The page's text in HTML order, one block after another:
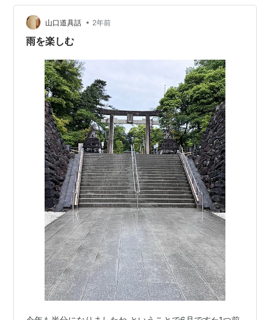
たいと思った。 写っている庭は十牛之庭。 もみじがたく
さんある。 紅葉に染まった庭もキレイでだと思う。 紅葉
の頃来たいと思うが、人でいっぱいだろう。 少し気がひ
山口道具話 • 2年前
雨を楽しむ